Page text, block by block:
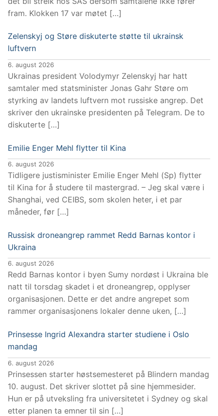
fram. Klokken 17 var møtet […]
Zelenskyj og Støre diskuterte støtte til ukrainsk
luftvern
6. august 2026
Ukrainas president Volodymyr Zelenskyj har hatt
samtaler med statsminister Jonas Gahr Støre om
styrking av landets luftvern mot russiske angrep. Det
skriver den ukrainske presidenten på Telegram. De to
diskuterte […]
Emilie Enger Mehl flytter til Kina
6. august 2026
Tidligere justisminister Emilie Enger Mehl (Sp) flytter
til Kina for å studere til mastergrad. – Jeg skal være i
Shanghai, ved CEIBS, som skolen heter, i et par
måneder, før […]
Russisk droneangrep rammet Redd Barnas kontor i
Ukraina
6. august 2026
Redd Barnas kontor i byen Sumy nordøst i Ukraina ble
natt til torsdag skadet i et droneangrep, opplyser
organisasjonen. Dette er det andre angrepet som
rammer organisasjonens lokaler denne uken, […]
Prinsesse Ingrid Alexandra starter studiene i Oslo
mandag
6. august 2026
Prinsessen starter høstsemesteret på Blindern mandag
10. august. Det skriver slottet på sine hjemmesider.
Hun er på utveksling fra universitetet i Sydney og skal
etter planen ta emner til sin […]